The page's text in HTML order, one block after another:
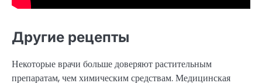
Другие рецепты
Некоторые врачи больше доверяют растительным
препаратам, чем химическим средствам. Медицинская